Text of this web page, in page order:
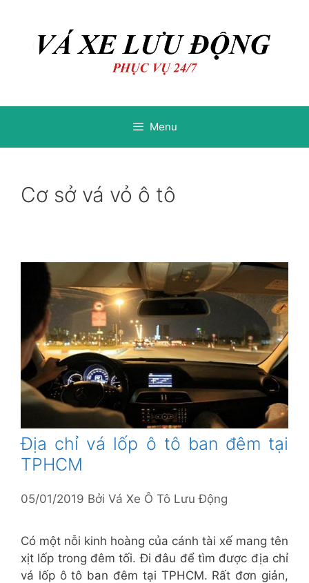
Menu
Cơ sở vá vỏ ô tô
Địa chỉ vá lốp ô tô ban đêm tại
TPHCM
05/01/2019 Bởi Vá Xe Ô Tô Lưu Động
Có một nỗi kinh hoàng của cánh tài xế mang tên
xịt lốp trong đêm tối. Đi đâu để tìm được địa chỉ
vá lốp ô tô ban đêm tại TPHCM. Rất đơn giản,